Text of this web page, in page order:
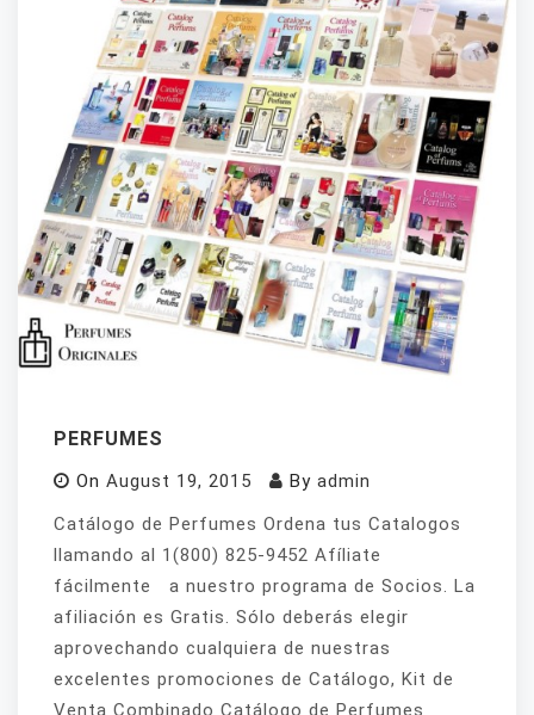
PERFUMES
On August 19, 2015 By admin
Catálogo de Perfumes Ordena tus Catalogos
llamando al 1(800) 825-9452 Afíliate
fácilmente a nuestro programa de Socios. La
afiliación es Gratis. Sólo deberás elegir
aprovechando cualquiera de nuestras
excelentes promociones de Catálogo, Kit de
Venta Combinado Catálogo de Perfumes